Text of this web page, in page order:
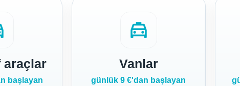
araçlar
başlayan
local_taxi
Vanlar
günlük 9 €'dan başlayan